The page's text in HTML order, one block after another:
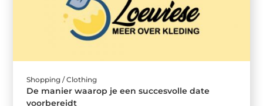
Shopping / Clothing
De manier waarop je een succesvolle date
voorbereidt